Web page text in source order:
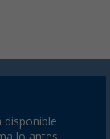
disponible